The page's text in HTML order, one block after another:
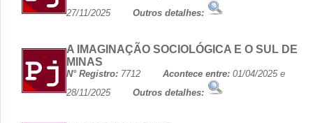
27/11/2025 Outros detalhes:
A IMAGINAÇÃO SOCIOLÓGICA E O SUL DE
MINAS
N° Registro: 7712 Acontece entre: 01/04/2025 e
28/11/2025 Outros detalhes: